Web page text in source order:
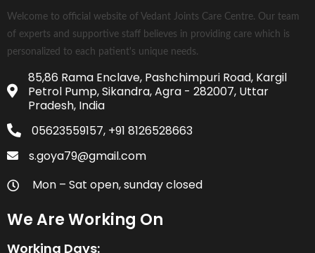
Welcome to official website of Vedant Joints Care Centre. Our team
of experts and supportive staff believes in providing care which is
personalized to each patient's unique needs.
85,86 Rama Enclave, Pashchimpuri Road, Kargil
Petrol Pump, Sikandra, Agra - 282007, Uttar
Pradesh, India
05623559157, +91 8126528663
s.goya79@gmail.com
Mon – Sat open, sunday closed
We Are Working On
Working Days: